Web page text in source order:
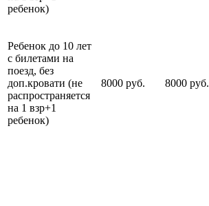
ребенок)
Ребенок до 10 лет
с билетами на
поезд, без
доп.кровати (не
распространяется
на 1 взр+1
ребенок)
8000 руб. 8000 руб.